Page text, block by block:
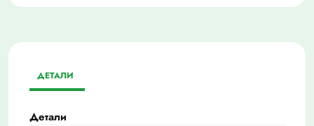
ДЕТАЛИ
Детали